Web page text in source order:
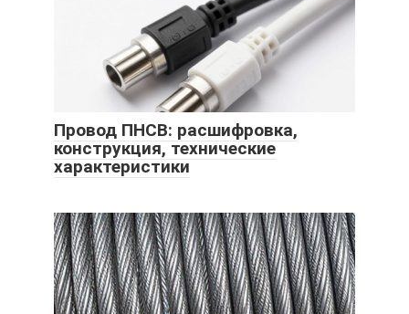
Провод ПНСВ: расшифровка,
конструкция, технические
характеристики